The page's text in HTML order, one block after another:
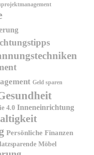
Geld sparen
4.0 Inneneinrichtung
Persönliche Finanzen
Möbel